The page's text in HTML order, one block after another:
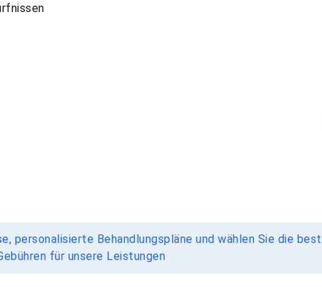
personalisierte Behandlungspläne und wählen Sie die
für unsere Leistungen